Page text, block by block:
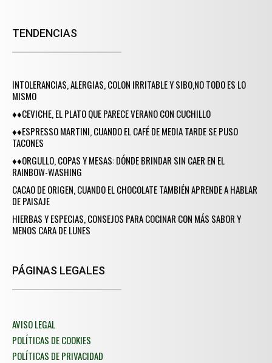
TENDENCIAS
INTOLERANCIAS, ALERGIAS, COLON IRRITABLE Y SIBO,NO TODO ES LO
MISMO
♦♦CEVICHE, EL PLATO QUE PARECE VERANO CON CUCHILLO
♦♦ESPRESSO MARTINI, CUANDO EL CAFÉ DE MEDIA TARDE SE PUSO
TACONES
♦♦ORGULLO, COPAS Y MESAS: DÓNDE BRINDAR SIN CAER EN EL
RAINBOW-WASHING
CACAO DE ORIGEN, CUANDO EL CHOCOLATE TAMBIÉN APRENDE A HABLAR
DE PAISAJE
HIERBAS Y ESPECIAS, CONSEJOS PARA COCINAR CON MÁS SABOR Y
MENOS CARA DE LUNES
PÁGINAS LEGALES
AVISO LEGAL
POLÍTICAS DE COOKIES
POLÍTICAS DE PRIVACIDAD